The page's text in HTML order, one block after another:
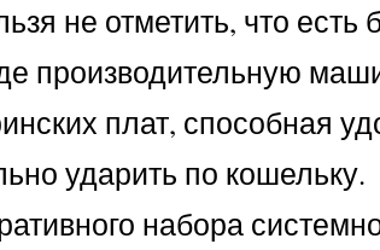
не отметить, что
производительную
плат, способная
ударить по кошельку.
набора